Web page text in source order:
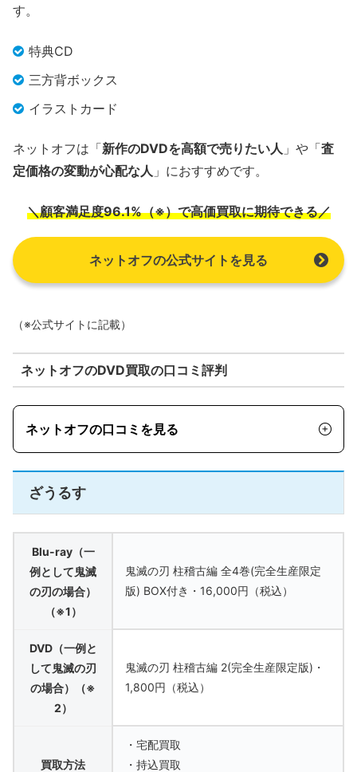
す。
特典CD
三方背ボックス
イラストカード
ネットオフは「新作のDVDを高額で売りたい人 」や「査
定価格の変動が心配な人 」におすすめです。
＼顧客満足度96.1%（※）で高価買取に期待できる／
ネットオフの公式サイトを見る
（※公式サイトに記載）
ネットオフのDVD買取の口コミ評判
ネットオフの口コミを見る
ざうるす
Blu-ray（一
例として鬼滅
の刃の場合）
（※1）
鬼滅の刃 柱稽古編 全4巻(完全生産限定
版) BOX付き・16,000円（税込）
DVD（一例と
して鬼滅の刃
の場合）（※
2）
鬼滅の刃 柱稽古編 2(完全生産限定版)・
1,800円（税込）
買取方法
・宅配買取
・持込買取